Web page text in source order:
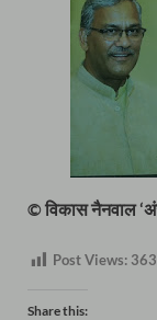
© विकास नैनवाल
Post Views: 363
Share this: